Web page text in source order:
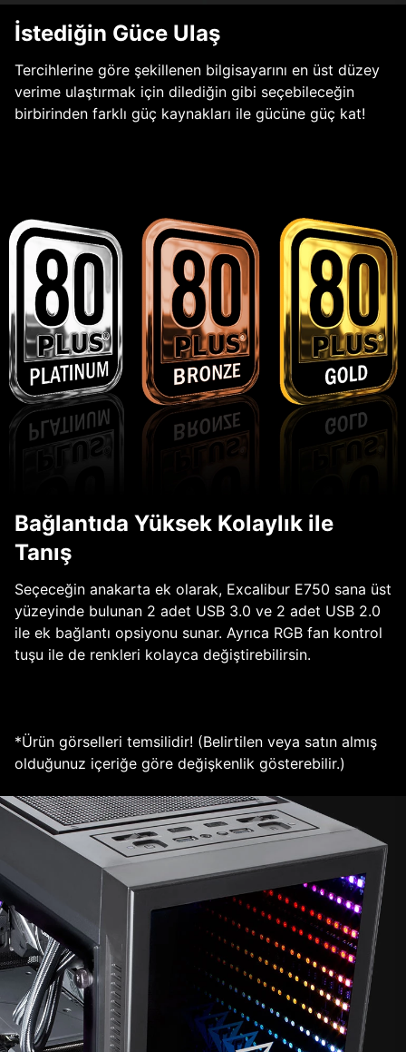
İstediğin Güce Ulaş
Tercihlerine göre şekillenen bilgisayarını en üst düzey
verime ulaştırmak için dilediğin gibi seçebileceğin
birbirinden farklı güç kaynakları ile gücüne güç kat!
Bağlantıda Yüksek Kolaylık ile
Tanış
Seçeceğin anakarta ek olarak, Excalibur E750 sana üst
yüzeyinde bulunan 2 adet USB 3.0 ve 2 adet USB 2.0
ile ek bağlantı opsiyonu sunar. Ayrıca RGB fan kontrol
tuşu ile de renkleri kolayca değiştirebilirsin.
*Ürün görselleri temsilidir! (Belirtilen veya satın almış
olduğunuz içeriğe göre değişkenlik gösterebilir.)